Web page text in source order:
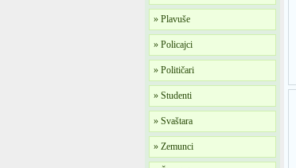
» Plavuše
» Policajci
» Političari
» Studenti
» Svaštara
» Zemunci